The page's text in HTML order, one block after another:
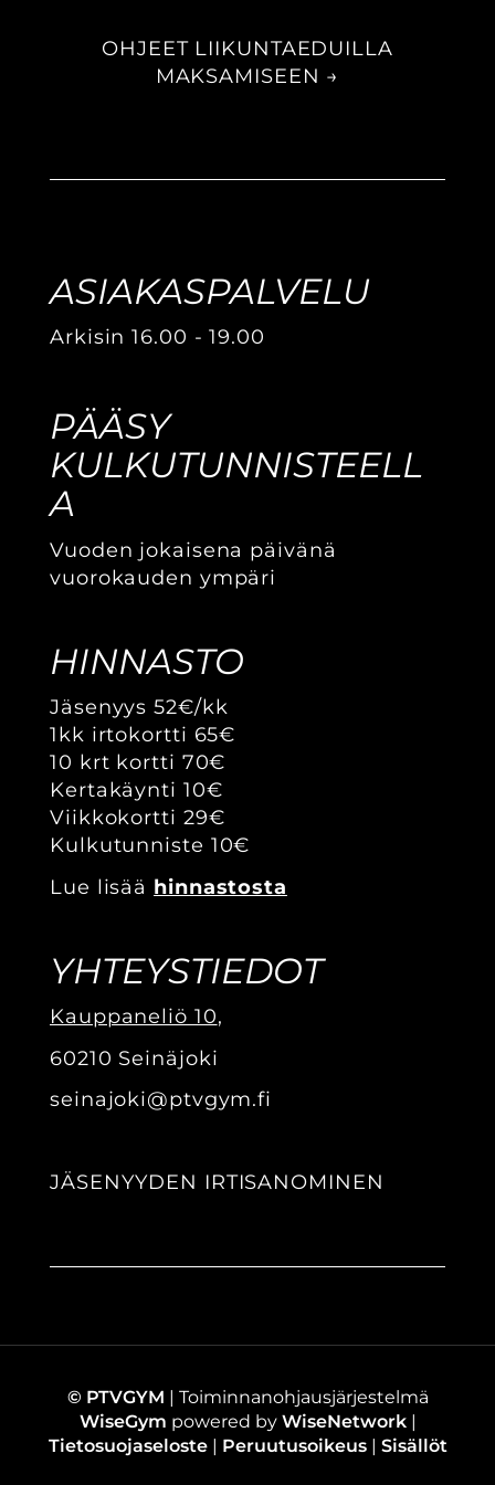
OHJEET LIIKUNTAEDUILLA
MAKSAMISEEN →
ASIAKASPALVELU
Arkisin 16.00 - 19.00
PÄÄSY
KULKUTUNNISTEELL
A
Vuoden jokaisena päivänä
vuorokauden ympäri
HINNASTO
Jäsenyys 52€/kk
1kk irtokortti 65€
10 krt kortti 70€
Kertakäynti 10€
Viikkokortti 29€
Kulkutunniste 10€
Lue lisää hinnastosta
YHTEYSTIEDOT
Kauppaneliö 10,
60210 Seinäjoki
seinajoki@ptvgym.fi
JÄSENYYDEN IRTISANOMINEN
© PTVGYM | Toiminnanohjausjärjestelmä
WiseGym powered by WiseNetwork|
Tietosuojaseloste| Peruutusoikeus| Sisällöt